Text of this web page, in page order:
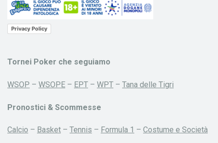
Privacy Policy
Tornei Poker che seguiamo
WSOP – WSOPE – EPT – WPT – Tana delle Tigri
Pronostici & Scommesse
Calcio – Basket – Tennis – Formula 1 – Costume e Società